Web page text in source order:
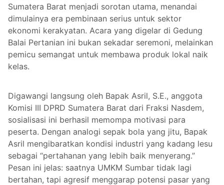
Sumatera Barat menjadi sorotan utama, menandai
dimulainya era pembinaan serius untuk sektor
ekonomi kerakyatan. Acara yang digelar di Gedung
Balai Pertanian ini bukan sekadar seremoni, melainkan
pemicu semangat untuk membawa produk lokal naik
kelas.
Digawangi langsung oleh Bapak Asril, S.E., anggota
Komisi III DPRD Sumatera Barat dari Fraksi Nasdem,
sosialisasi ini berhasil memompa motivasi para
peserta. Dengan analogi sepak bola yang jitu, Bapak
Asril mengibaratkan kondisi industri yang kadang lesu
sebagai “pertahanan yang lebih baik menyerang.”
Pesan ini jelas: saatnya UMKM Sumbar tidak lagi
bertahan, tapi agresif menggarap potensi pasar yang